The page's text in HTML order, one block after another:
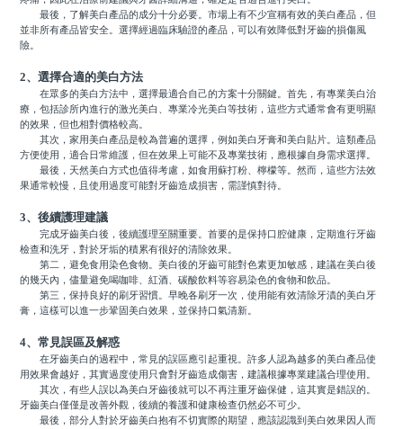
最後，了解美白產品的成分十分必要。市場上有不少宣稱有效的美白產品，但
並非所有產品皆安全。選擇經過臨床驗證的產品，可以有效降低對牙齒的損傷風
險。
2、選擇合適的美白方法
在眾多的美白方法中，選擇最適合自己的方案十分關鍵。首先，有專業美白治
療，包括診所內進行的激光美白、專業冷光美白等技術，這些方式通常會有更明顯
的效果，但也相對價格較高。
其次，家用美白產品是較為普遍的選擇，例如美白牙膏和美白貼片。這類產品
方便使用，適合日常維護，但在效果上可能不及專業技術，應根據自身需求選擇。
最後，天然美白方式也值得考慮，如食用蘇打粉、檸檬等。然而，這些方法效
果通常較慢，且使用過度可能對牙齒造成損害，需謹慎對待。
3、後續護理建議
完成牙齒美白後，後續護理至關重要。首要的是保持口腔健康，定期進行牙齒
檢查和洗牙，對於牙垢的積累有很好的清除效果。
第二，避免食用染色食物。美白後的牙齒可能對色素更加敏感，建議在美白後
的幾天內，儘量避免喝咖啡、紅酒、碳酸飲料等容易染色的食物和飲品。
第三，保持良好的刷牙習慣。早晚各刷牙一次，使用能有效清除牙漬的美白牙
膏，這樣可以進一步鞏固美白效果，並保持口氣清新。
4、常見誤區及解惑
在牙齒美白的過程中，常見的誤區應引起重視。許多人認為越多的美白產品使
用效果會越好，其實過度使用只會對牙齒造成傷害，建議根據專業建議合理使用。
其次，有些人誤以為美白牙齒後就可以不再注重牙齒保健，這其實是錯誤的。
牙齒美白僅僅是改善外觀，後續的養護和健康檢查仍然必不可少。
最後，部分人對於牙齒美白抱有不切實際的期望，應該認識到美白效果因人而